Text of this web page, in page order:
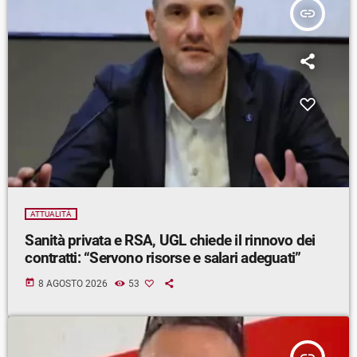
insert_link
ATTUALITÀ
Sanità privata e RSA, UGL chiede il rinnovo dei
contratti: “Servono risorse e salari adeguati”
today 8 AGOSTO 2026 53